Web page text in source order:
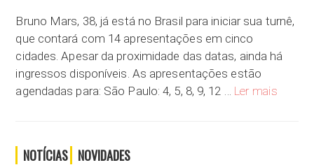
Bruno Mars, 38, já está no Brasil para iniciar sua turnê,
que contará com 14 apresentações em cinco
cidades. Apesar da proximidade das datas, ainda há
ingressos disponíveis. As apresentações estão
agendadas para: São Paulo: 4, 5, 8, 9, 12 … Ler mais
NOTÍCIAS NOVIDADES